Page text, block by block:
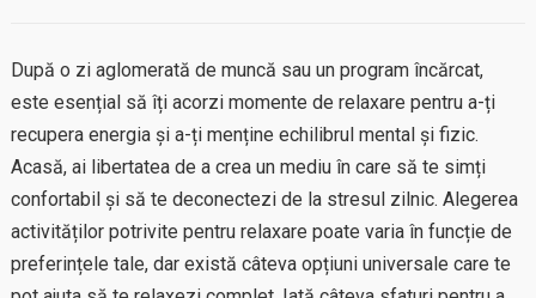
După o zi aglomerată de muncă sau un program încărcat,
este esențial să îți acorzi momente de relaxare pentru a-ți
recupera energia și a-ți menține echilibrul mental și fizic.
Acasă, ai libertatea de a crea un mediu în care să te simți
confortabil și să te deconectezi de la stresul zilnic. Alegerea
activităților potrivite pentru relaxare poate varia în funcție de
preferințele tale, dar există câteva opțiuni universale care te